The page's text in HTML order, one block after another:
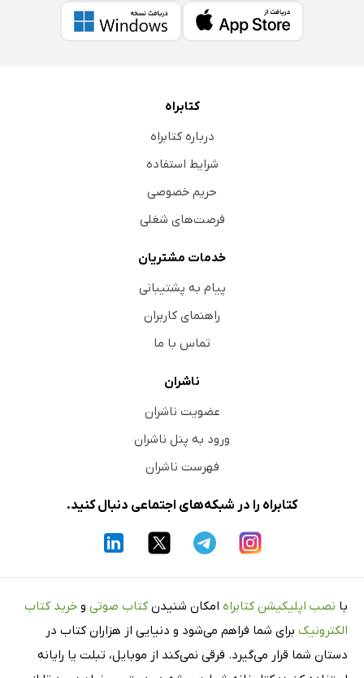
کتابراه
درباره کتابراه
شرایط استفاده
حریم خصوصی
فرصت‌های شغلی
خدمات مشتریان
پیام به پشتیبانی
راهنمای کاربران
تماس با ما
ناشران
عضویت ناشران
ورود به پنل ناشران
فهرست ناشران
کتابراه را در شبکه‌های اجتماعی دنبال کنید.
با نصب اپلیکیشن کتابراه امکان شنیدن کتاب صوتی و خرید کتاب
الکترونیک برای شما فراهم می‌شود و دنیایی از هزاران کتاب در
دستان شما قرار می‌گیرد. فرقی نمی‌کند از موبایل، تبلت یا رایانه